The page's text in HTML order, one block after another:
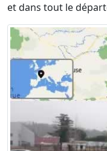
et dans tout le